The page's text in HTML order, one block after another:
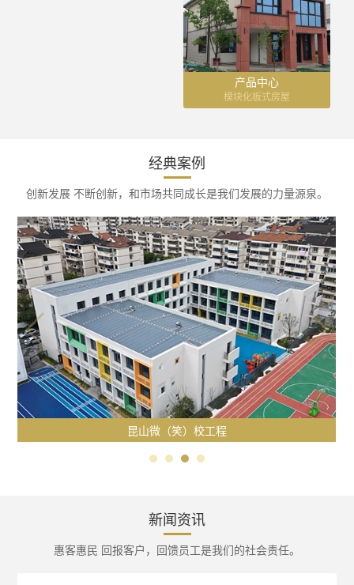
产品中心
模块化板式房屋
经典案例
创新发展 不断创新，和市场共同成长是我们发展的力量源泉。
昆山微（笑）校工程
新闻资讯
惠客惠民 回报客户，回馈员工是我们的社会责任。